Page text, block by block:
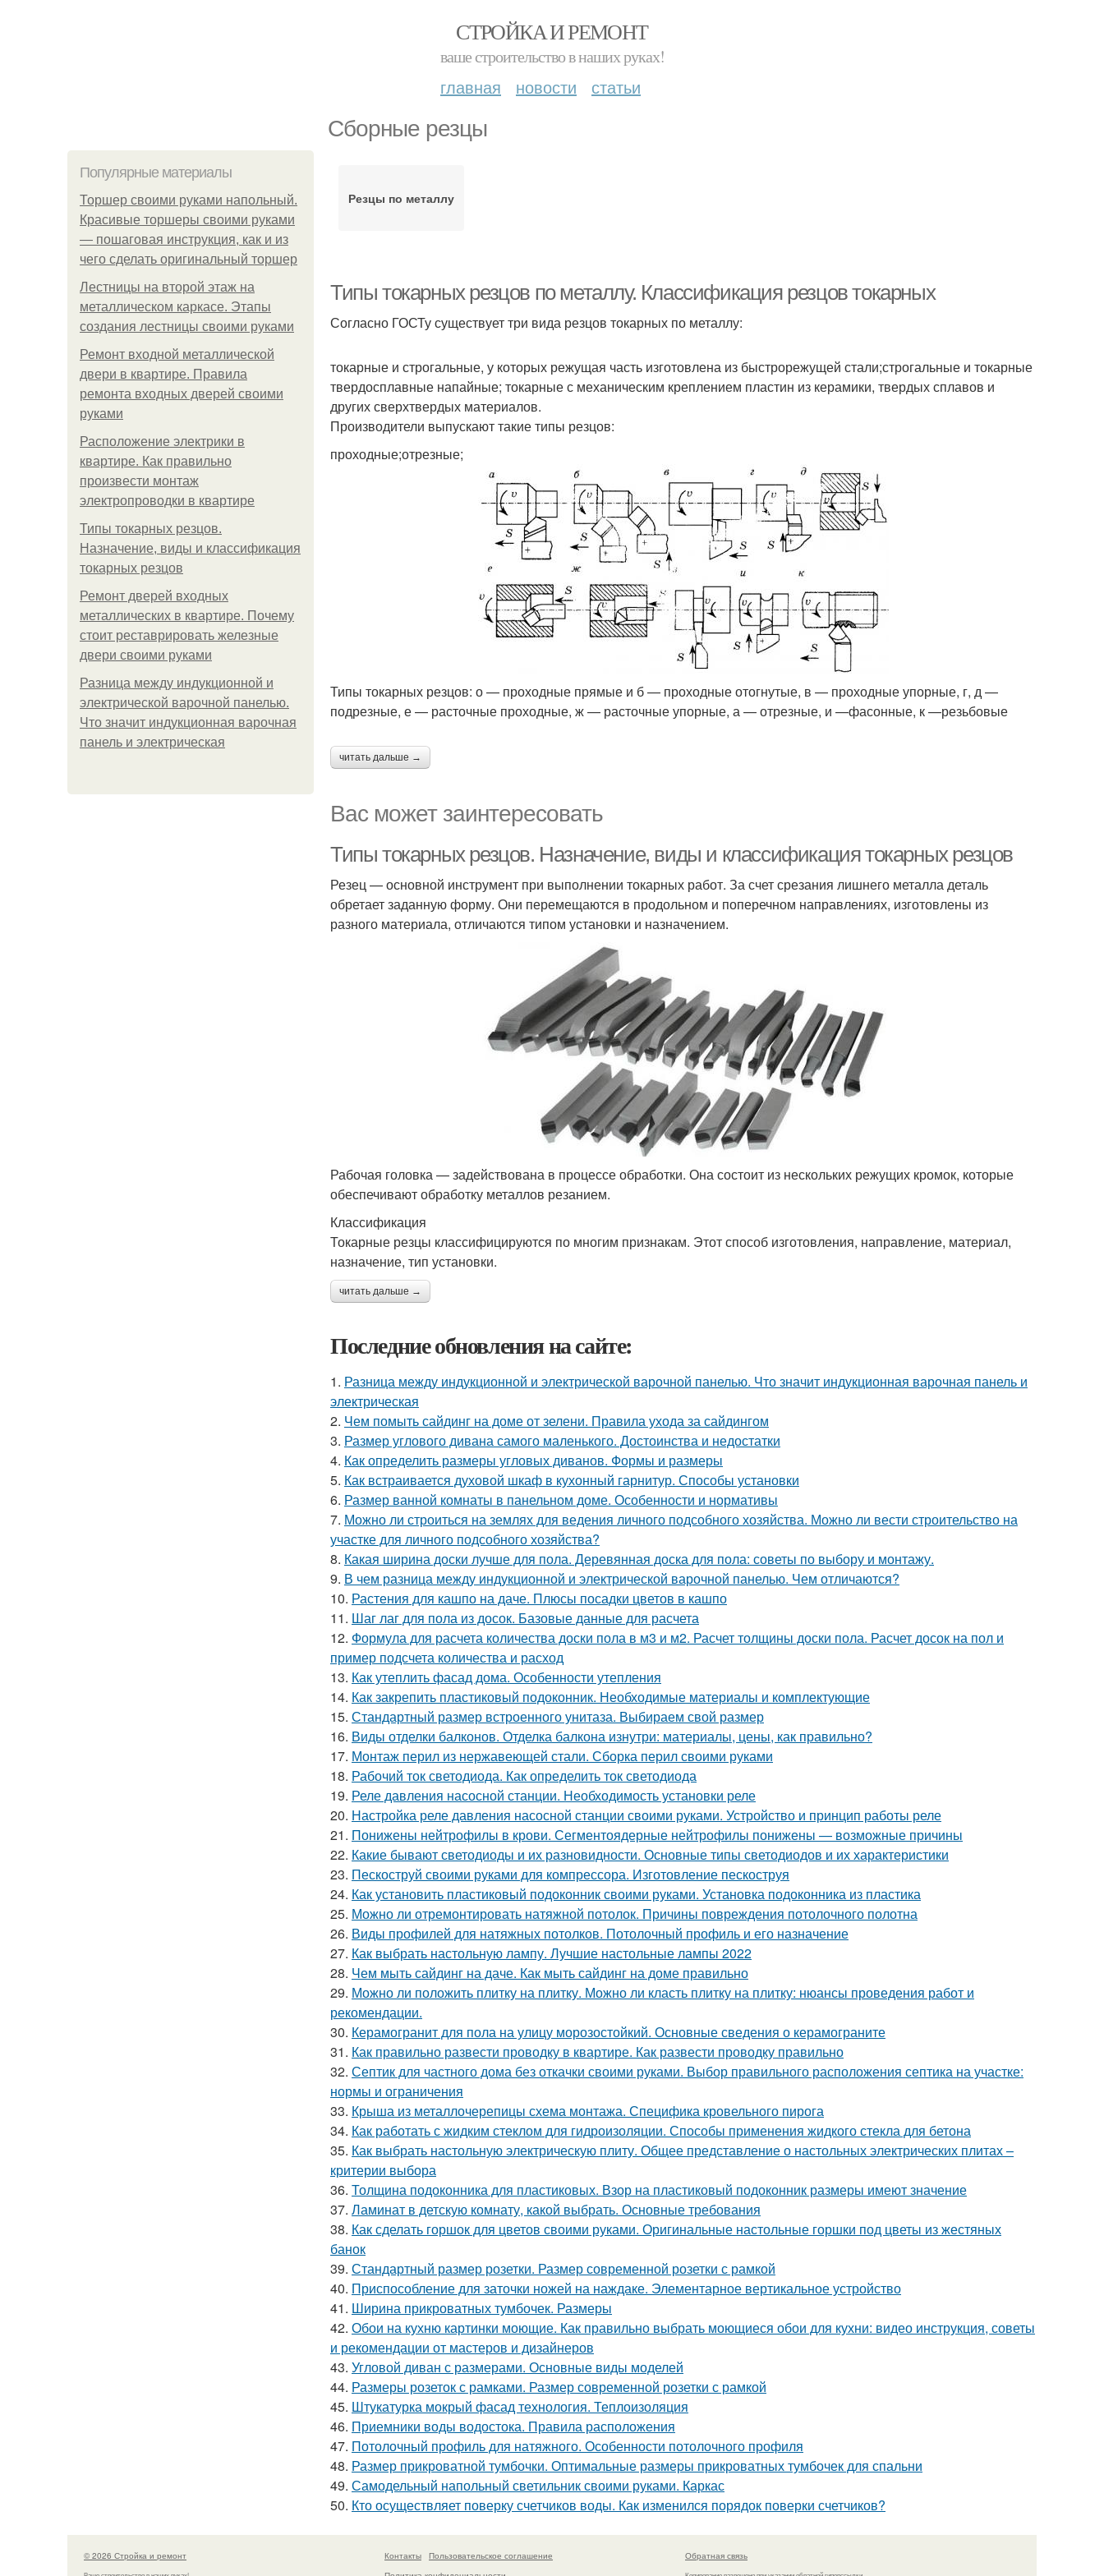
СТРОЙКА И РЕМОНТ
ваше строительство в наших руках!
главная новости статьи
Сборные резцы
Популярные материалы
Торшер своими руками напольный.
Красивые торшеры своими руками
— пошаговая инструкция, как и из
чего сделать оригинальный торшер
Лестницы на второй этаж на
металлическом каркасе. Этапы
создания лестницы своими руками
Ремонт входной металлической
двери в квартире. Правила
ремонта входных дверей своими
руками
Расположение электрики в
квартире. Как правильно
произвести монтаж
электропроводки в квартире
Типы токарных резцов.
Назначение, виды и классификация
токарных резцов
Ремонт дверей входных
металлических в квартире. Почему
стоит реставрировать железные
двери своими руками
Разница между индукционной и
электрической варочной панелью.
Что значит индукционная варочная
панель и электрическая
Резцы по металлу
Типы токарных резцов по металлу. Классификация резцов токарных
Согласно ГОСТу существует три вида резцов токарных по металлу:
токарные и строгальные, у которых режущая часть изготовлена из быстрорежущей стали;строгальные и токарные
твердосплавные напайные; токарные с механическим креплением пластин из керамики, твердых сплавов и
других сверхтвердых материалов.
Производители выпускают такие типы резцов:
проходные;отрезные;
Типы токарных резцов: о — проходные прямые и б — проходные отогнутые, в — проходные упорные, г, д —
подрезные, е — расточные проходные, ж — расточные упорные, а — отрезные, и —фасонные, к —резьбовые
читать дальше →
Вас может заинтересовать
Типы токарных резцов. Назначение, виды и классификация токарных резцов
Резец — основной инструмент при выполнении токарных работ. За счет срезания лишнего металла деталь
обретает заданную форму. Они перемещаются в продольном и поперечном направлениях, изготовлены из
разного материала, отличаются типом установки и назначением.
Рабочая головка — задействована в процессе обработки. Она состоит из нескольких режущих кромок, которые
обеспечивают обработку металлов резанием.
Классификация
Токарные резцы классифицируются по многим признакам. Этот способ изготовления, направление, материал,
назначение, тип установки.
читать дальше →
Последние обновления на сайте:
1. Разница между индукционной и электрической варочной панелью. Что значит индукционная варочная панель и
электрическая
2. Чем помыть сайдинг на доме от зелени. Правила ухода за сайдингом
3. Размер углового дивана самого маленького. Достоинства и недостатки
4. Как определить размеры угловых диванов. Формы и размеры
5. Как встраивается духовой шкаф в кухонный гарнитур. Способы установки
6. Размер ванной комнаты в панельном доме. Особенности и нормативы
7. Можно ли строиться на землях для ведения личного подсобного хозяйства. Можно ли вести строительство на
участке для личного подсобного хозяйства?
8. Какая ширина доски лучше для пола. Деревянная доска для пола: советы по выбору и монтажу.
9. В чем разница между индукционной и электрической варочной панелью. Чем отличаются?
10. Растения для кашпо на даче. Плюсы посадки цветов в кашпо
11. Шаг лаг для пола из досок. Базовые данные для расчета
12. Формула для расчета количества доски пола в м3 и м2. Расчет толщины доски пола. Расчет досок на пол и
пример подсчета количества и расход
13. Как утеплить фасад дома. Особенности утепления
14. Как закрепить пластиковый подоконник. Необходимые материалы и комплектующие
15. Стандартный размер встроенного унитаза. Выбираем свой размер
16. Виды отделки балконов. Отделка балкона изнутри: материалы, цены, как правильно?
17. Монтаж перил из нержавеющей стали. Сборка перил своими руками
18. Рабочий ток светодиода. Как определить ток светодиода
19. Реле давления насосной станции. Необходимость установки реле
20. Настройка реле давления насосной станции своими руками. Устройство и принцип работы реле
21. Понижены нейтрофилы в крови. Сегментоядерные нейтрофилы понижены — возможные причины
22. Какие бывают светодиоды и их разновидности. Основные типы светодиодов и их характеристики
23. Пескоструй своими руками для компрессора. Изготовление пескоструя
24. Как установить пластиковый подоконник своими руками. Установка подоконника из пластика
25. Можно ли отремонтировать натяжной потолок. Причины повреждения потолочного полотна
26. Виды профилей для натяжных потолков. Потолочный профиль и его назначение
27. Как выбрать настольную лампу. Лучшие настольные лампы 2022
28. Чем мыть сайдинг на даче. Как мыть сайдинг на доме правильно
29. Можно ли положить плитку на плитку. Можно ли класть плитку на плитку: нюансы проведения работ и
рекомендации.
30. Керамогранит для пола на улицу морозостойкий. Основные сведения о керамограните
31. Как правильно развести проводку в квартире. Как развести проводку правильно
32. Септик для частного дома без откачки своими руками. Выбор правильного расположения септика на участке:
нормы и ограничения
33. Крыша из металлочерепицы схема монтажа. Специфика кровельного пирога
34. Как работать с жидким стеклом для гидроизоляции. Способы применения жидкого стекла для бетона
35. Как выбрать настольную электрическую плиту. Общее представление о настольных электрических плитах –
критерии выбора
36. Толщина подоконника для пластиковых. Взор на пластиковый подоконник размеры имеют значение
37. Ламинат в детскую комнату, какой выбрать. Основные требования
38. Как сделать горшок для цветов своими руками. Оригинальные настольные горшки под цветы из жестяных
банок
39. Стандартный размер розетки. Размер современной розетки с рамкой
40. Приспособление для заточки ножей на наждаке. Элементарное вертикальное устройство
41. Ширина прикроватных тумбочек. Размеры
42. Обои на кухню картинки моющие. Как правильно выбрать моющиеся обои для кухни: видео инструкция, советы
и рекомендации от мастеров и дизайнеров
43. Угловой диван с размерами. Основные виды моделей
44. Размеры розеток с рамками. Размер современной розетки с рамкой
45. Штукатурка мокрый фасад технология. Теплоизоляция
46. Приемники воды водостока. Правила расположения
47. Потолочный профиль для натяжного. Особенности потолочного профиля
48. Размер прикроватной тумбочки. Оптимальные размеры прикроватных тумбочек для спальни
49. Самодельный напольный светильник своими руками. Каркас
50. Кто осуществляет поверку счетчиков воды. Как изменился порядок поверки счетчиков?
© 2026 Стройка и ремонт Контакты
Пользовательское соглашение
Обратная связь